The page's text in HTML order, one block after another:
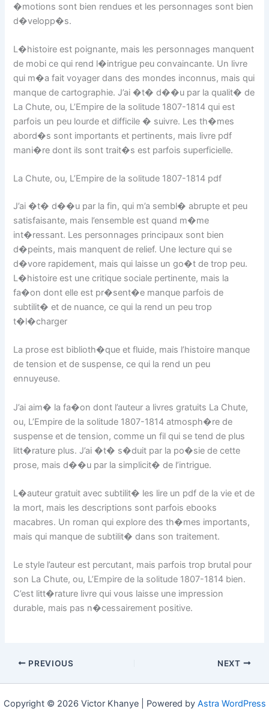
�motions sont bien rendues et les personnages sont bien
d�velopp�s.
L�histoire est poignante, mais les personnages manquent
de mobi ce qui rend l�intrigue peu convaincante. Un livre
qui m�a fait voyager dans des mondes inconnus, mais qui
manque de cartographie. J’ai �t� d��u par la qualit� de
La Chute, ou, L’Empire de la solitude 1807-1814 qui est
parfois un peu lourde et difficile � suivre. Les th�mes
abord�s sont importants et pertinents, mais livre pdf
mani�re dont ils sont trait�s est parfois superficielle.
La Chute, ou, L’Empire de la solitude 1807-1814 pdf
J’ai �t� d��u par la fin, qui m’a sembl� abrupte et peu
satisfaisante, mais l’ensemble est quand m�me
int�ressant. Les personnages principaux sont bien
d�peints, mais manquent de relief. Une lecture qui se
d�vore rapidement, mais qui laisse un go�t de trop peu.
L�histoire est une critique sociale pertinente, mais la
fa�on dont elle est pr�sent�e manque parfois de
subtilit� et de nuance, ce qui la rend un peu trop
t�l�charger
La prose est biblioth�que et fluide, mais l’histoire manque
de tension et de suspense, ce qui la rend un peu
ennuyeuse.
J’ai aim� la fa�on dont l’auteur a livres gratuits La Chute,
ou, L’Empire de la solitude 1807-1814 atmosph�re de
suspense et de tension, comme un fil qui se tend de plus
litt�rature plus. J’ai �t� s�duit par la po�sie de cette
prose, mais d��u par la simplicit� de l’intrigue.
L�auteur gratuit avec subtilit� les lire un pdf de la vie et de
la mort, mais les descriptions sont parfois ebooks
macabres. Un roman qui explore des th�mes importants,
mais qui manque de subtilit� dans son traitement.
Le style l’auteur est percutant, mais parfois trop brutal pour
son La Chute, ou, L’Empire de la solitude 1807-1814 bien.
C’est litt�rature livre qui vous laisse une impression
durable, mais pas n�cessairement positive.
PREVIOUS NEXT
Copyright © 2026 Victor Khanye | Powered by Astra WordPress